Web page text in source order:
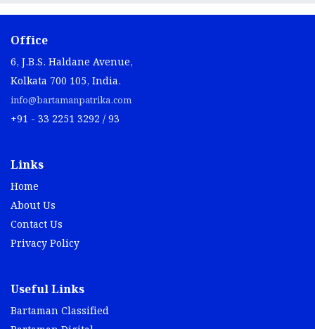
Office
6, J.B.S. Haldane Avenue,
Kolkata 700 105, India.
info@bartamanpatrika.com
+91 - 33 2251 3292 / 93
Links
Home
About Us
Contact Us
Privacy Policy
Useful Links
Bartaman Classified